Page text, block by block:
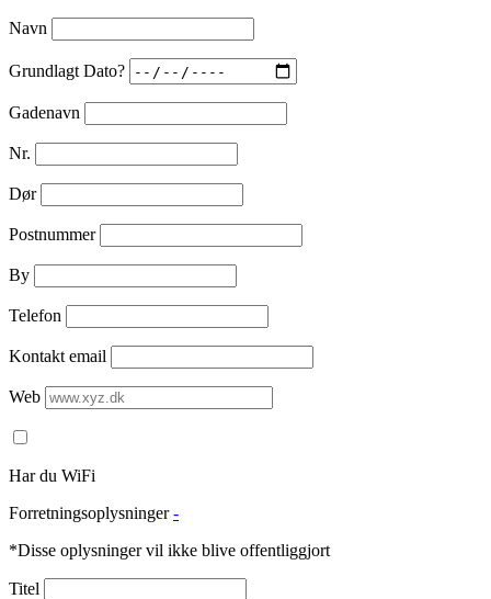
Navn
Grundlagt Dato?
Gadenavn
Nr.
Dør
Postnummer
By
Telefon
Kontakt email
Web
Har du WiFi
Forretningsoplysninger -
*Disse oplysninger vil ikke blive offentliggjort
Titel